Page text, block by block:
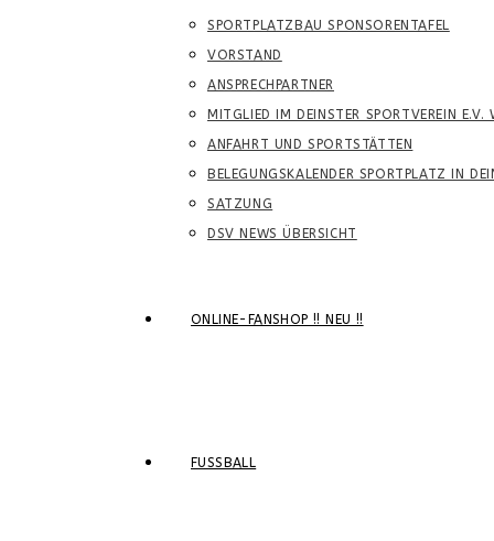
SPORTPLATZBAU SPONSORENTAFEL
VORSTAND
ANSPRECHPARTNER
MITGLIED IM DEINSTER SPORTVEREIN E.V.
ANFAHRT UND SPORTSTÄTTEN
BELEGUNGSKALENDER SPORTPLATZ IN
SATZUNG
DSV NEWS ÜBERSICHT
ONLINE-FANSHOP !! NEU !!
FUSSBALL